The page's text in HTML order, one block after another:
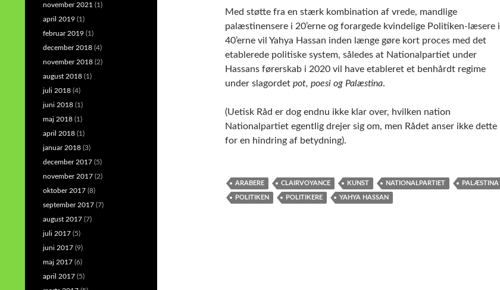
Med støtte fra en stærk kombination af vrede, mandlige
palæstinensere i 20’erne og forargede kvindelige Politiken-læsere i
40’erne vil Yahya Hassan inden længe gøre kort proces med det
etablerede politiske system, således at Nationalpartiet under
Hassans førerskab i 2020 vil have etableret et benhårdt regime
under slagordet pot, poesi og Palæstina.
(Uetisk Råd er dog endnu ikke klar over, hvilken nation
Nationalpartiet egentlig drejer sig om, men Rådet anser ikke dette
for en hindring af betydning).
ARABERE CLAIRVOYANCE KUNST NATIONALPARTIET PALÆSTINA
POLITIKEN POLITIKERE YAHYA HASSAN
november 2021 (1)
april 2019 (1)
februar 2019 (1)
december 2018 (4)
november 2018 (2)
august 2018 (1)
juli 2018 (4)
juni 2018 (1)
maj 2018 (1)
april 2018 (1)
januar 2018 (3)
december 2017 (5)
november 2017 (2)
oktober 2017 (8)
september 2017 (7)
august 2017 (7)
juli 2017 (5)
juni 2017 (9)
maj 2017 (6)
april 2017 (5)